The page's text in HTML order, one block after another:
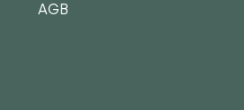
AGB